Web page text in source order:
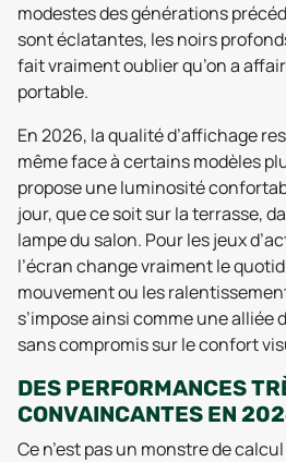
modestes des générations
sont éclatantes, les noirs
fait vraiment oublier qu’on a
portable.
En 2026, la qualité d’affichage
même face à certains modèles
propose une luminosité
jour, que ce soit sur la terrasse,
lampe du salon. Pour les jeux
l’écran change vraiment le
mouvement ou les
s’impose ainsi comme une alliée
sans compromis sur le confort
DES PERFORMANCES
CONVAINCANTES EN
Ce n’est pas un monstre de